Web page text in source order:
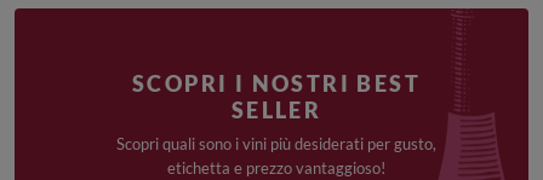
SCOPRI I NOSTRI BEST
SELLER
Scopri quali sono i vini più desiderati per gusto,
etichetta e prezzo vantaggioso!